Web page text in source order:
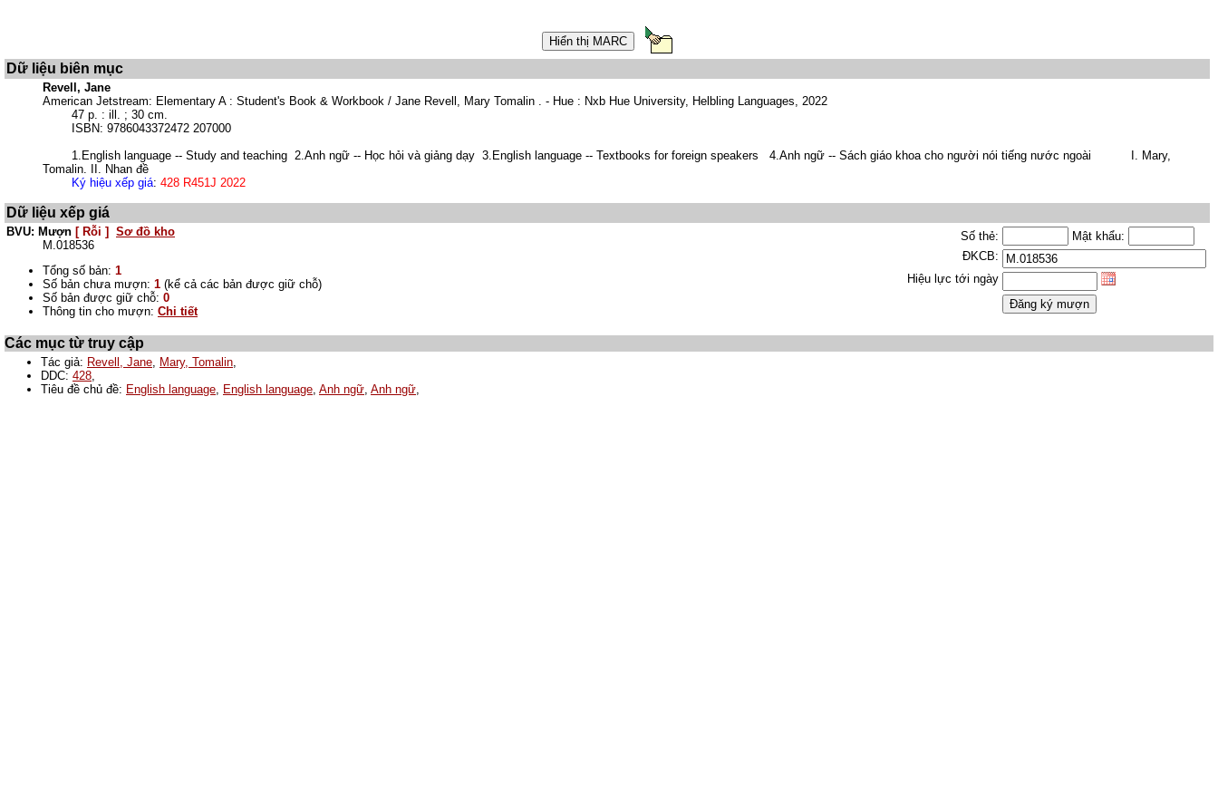
Dữ liệu biên mục
Revell, Jane
American Jetstream: Elementary A : Student's Book & Workbook / Jane Revell, Mary Tomalin . - Hue : Nxb Hue University, Helbling Languages, 2022
47 p. : ill. ; 30 cm.
ISBN: 9786043372472 207000
1.English language -- Study and teaching 2.Anh ngữ -- Học hỏi và giảng dạy 3.English language -- Textbooks for foreign speakers 4.Anh ngữ -- Sách giáo khoa cho người nói tiếng nước ngoài I. Mary,
Tomalin. II. Nhan đề
Ký hiệu xếp giá: 428 R451J 2022
Dữ liệu xếp giá
BVU: Mượn [ Rỗi ] Sơ đồ kho
M.018536
Tổng số bản: 1
Số bản chưa mượn: 1 (kể cả các bản được giữ chỗ)
Số bản được giữ chỗ: 0
Thông tin cho mượn: Chi tiết
Số thẻ:
Mật khẩu:
ĐKCB:
Hiệu lực tới ngày
Các mục từ truy cập
Tác giả: Revell, Jane, Mary, Tomalin,
DDC: 428,
Tiêu đề chủ đề: English language, English language, Anh ngữ, Anh ngữ,